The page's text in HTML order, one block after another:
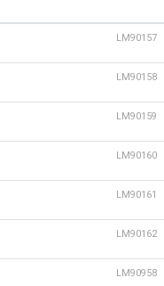
LM90157
LM90158
LM90159
LM90160
LM90161
LM90162
LM90958